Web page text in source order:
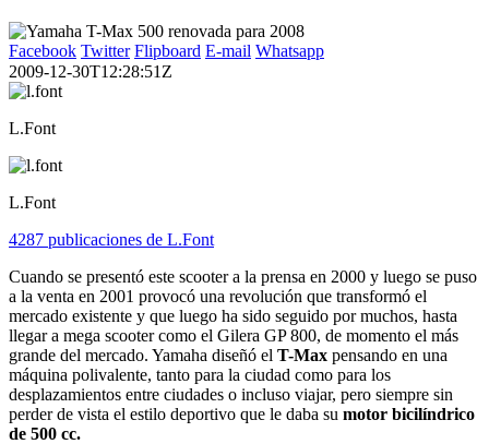
Facebook Twitter Flipboard E-mail Whatsapp
2009-12-30T12:28:51Z
L.Font
L.Font
4287 publicaciones de L.Font
Cuando se presentó este scooter a la prensa en 2000 y luego se puso
a la venta en 2001 provocó una revolución que transformó el
mercado existente y que luego ha sido seguido por muchos, hasta
llegar a mega scooter como el Gilera GP 800, de momento el más
grande del mercado. Yamaha diseñó el T-Max pensando en una
máquina polivalente, tanto para la ciudad como para los
desplazamientos entre ciudades o incluso viajar, pero siempre sin
perder de vista el estilo deportivo que le daba su motor bicilíndrico
de 500 cc.